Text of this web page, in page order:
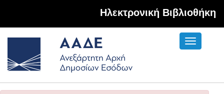
Hλεκτρονική Βιβλιοθήκη
Toggle